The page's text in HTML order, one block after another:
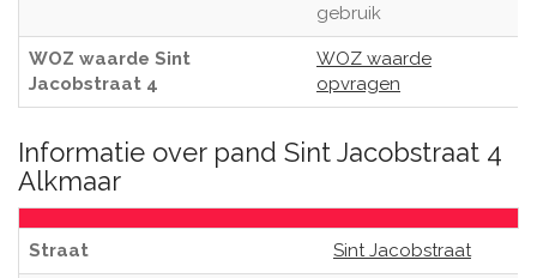
gebruik
WOZ waarde Sint
Jacobstraat 4
WOZ waarde
opvragen
Informatie over pand Sint Jacobstraat 4
Alkmaar
Straat Sint Jacobstraat